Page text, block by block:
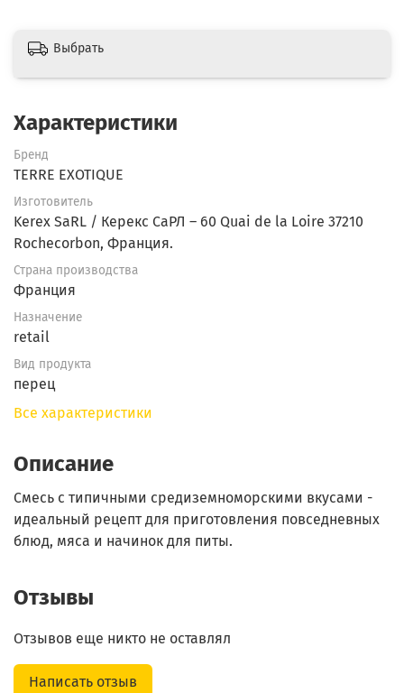
Выбрать
Характеристики
Бренд
TERRE EXOTIQUE
Изготовитель
Kerex SaRL / Керекс СаРЛ – 60 Quai de la Loire 37210
Rochecorbon, Франция.
Страна производства
Франция
Назначение
retail
Вид продукта
перец
Все характеристики
Описание
Смесь с типичными средиземноморскими вкусами -
идеальный рецепт для приготовления повседневных
блюд, мяса и начинок для питы.
Отзывы
Отзывов еще никто не оставлял
Написать отзыв